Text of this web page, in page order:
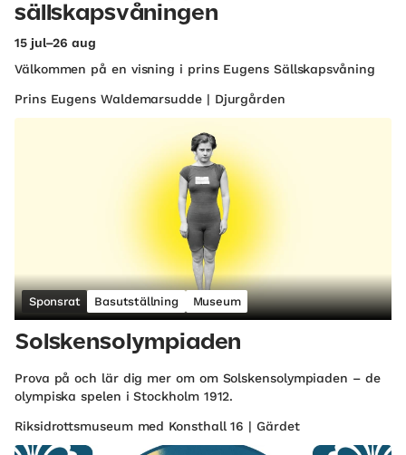
sällskapsvåningen
15 jul–26 aug
Välkommen på en visning i prins Eugens Sällskapsvåning
Prins Eugens Waldemarsudde | Djurgården
Sponsrat Basutställning Museum
Solskensolympiaden
Prova på och lär dig mer om om Solskensolympiaden – de
olympiska spelen i Stockholm 1912.
Riksidrottsmuseum med Konsthall 16 | Gärdet